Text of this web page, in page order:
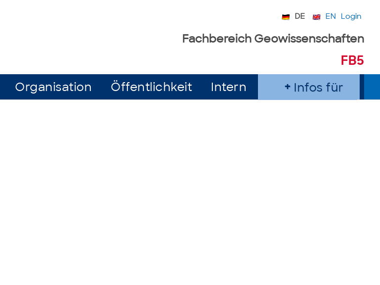
DE EN Login
Fachbereich Geowissenschaften
FB5
Organisation Öffentlichkeit Intern Infos für